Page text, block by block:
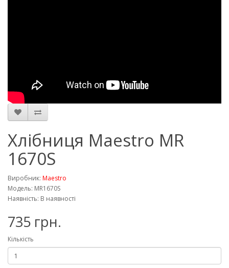
Хлібниця Maestro MR
1670S
Виробник: Maestro
Модель: MR1670S
Наявність: В наявності
735 грн.
Кількість